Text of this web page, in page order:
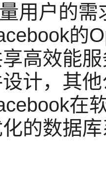
用户的
的
高效能
计，其
在
的数据